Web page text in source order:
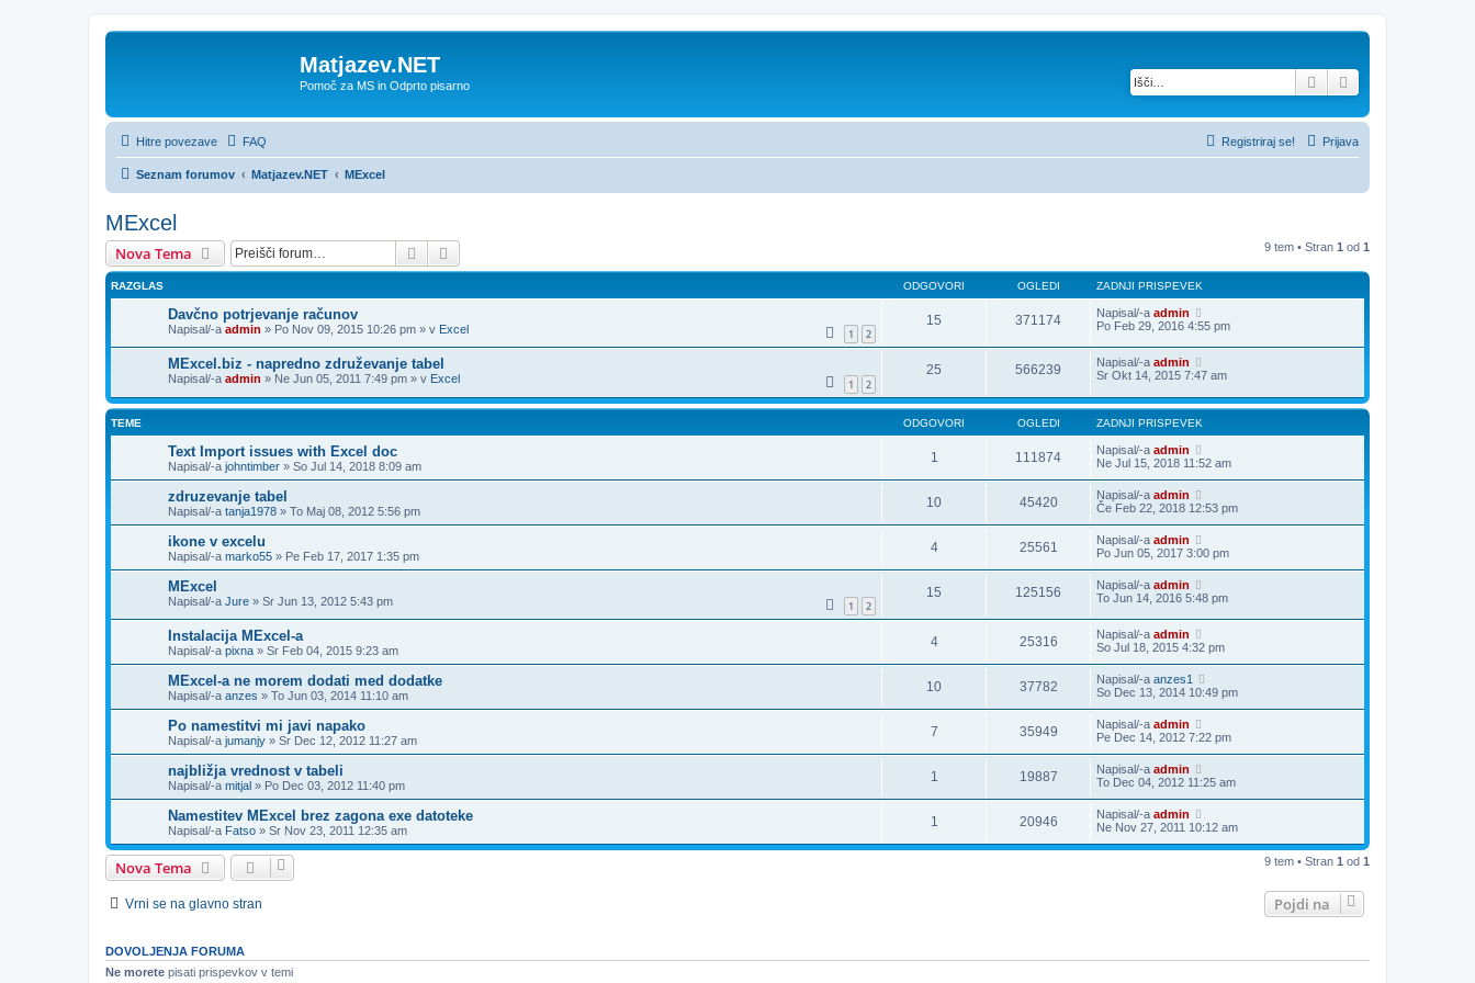
Matjazev.NET
Pomoč za MS in Odprto pisarno Iskanje
Hitre povezave FAQ Prijava
Registriraj se!
Seznam forumov Matjazev.NET MExcel
MExcel
Nova Tema Iskanje 9 tem • Stran 1 od 1
RAZGLAS ODGOVORI OGLEDI ZADNJI PRISPEVEK
Davčno potrjevanje računov
Napisal/-a admin » Po Nov 09, 2015 10:26 pm » v Excel 1 2
15 371174 Napisal/-a admin
Po Feb 29, 2016 4:55 pm
MExcel.biz - napredno združevanje tabel
Napisal/-a admin » Ne Jun 05, 2011 7:49 pm » v Excel 1 2
25 566239 Napisal/-a admin
Sr Okt 14, 2015 7:47 am
TEME ODGOVORI OGLEDI ZADNJI PRISPEVEK
Text Import issues with Excel doc
Napisal/-a johntimber » So Jul 14, 2018 8:09 am
1 111874 Napisal/-a admin
Ne Jul 15, 2018 11:52 am
zdruzevanje tabel
Napisal/-a tanja1978 » To Maj 08, 2012 5:56 pm
10 45420 Napisal/-a admin
Če Feb 22, 2018 12:53 pm
ikone v excelu
Napisal/-a marko55 » Pe Feb 17, 2017 1:35 pm
4 25561 Napisal/-a admin
Po Jun 05, 2017 3:00 pm
MExcel
Napisal/-a Jure » Sr Jun 13, 2012 5:43 pm 1 2
15 125156 Napisal/-a admin
To Jun 14, 2016 5:48 pm
Instalacija MExcel-a
Napisal/-a pixna » Sr Feb 04, 2015 9:23 am
4 25316 Napisal/-a admin
So Jul 18, 2015 4:32 pm
MExcel-a ne morem dodati med dodatke
Napisal/-a anzes » To Jun 03, 2014 11:10 am
10 37782 Napisal/-a anzes1
So Dec 13, 2014 10:49 pm
Po namestitvi mi javi napako
Napisal/-a jumanjy » Sr Dec 12, 2012 11:27 am
7 35949 Napisal/-a admin
Pe Dec 14, 2012 7:22 pm
najbližja vrednost v tabeli
Napisal/-a mitjal » Po Dec 03, 2012 11:40 pm
1 19887 Napisal/-a admin
To Dec 04, 2012 11:25 am
Namestitev MExcel brez zagona exe datoteke
Napisal/-a Fatso » Sr Nov 23, 2011 12:35 am
1 20946 Napisal/-a admin
Ne Nov 27, 2011 10:12 am
Nova Tema 9 tem • Stran 1 od 1
Vrni se na glavno stran Pojdi na
DOVOLJENJA FORUMA
Ne morete pisati prispevkov v temi